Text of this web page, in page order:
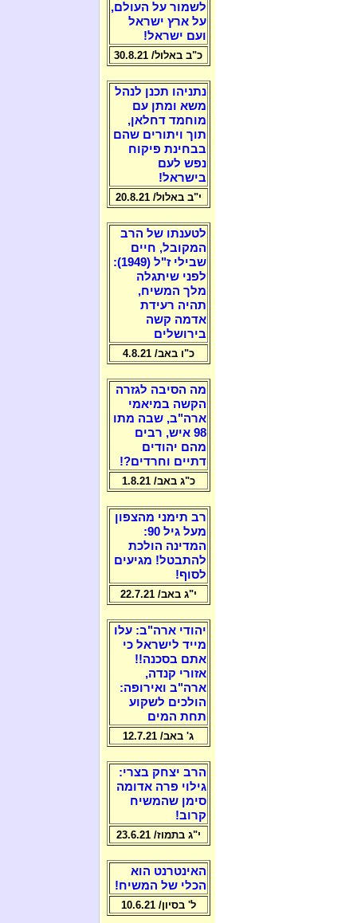
לשמור על העולם,
על ארץ ישראל
ועם ישראל!
כ"ב באלול/ 30.8.21
נתניהו תכנן לנהל
משא ומתן עם
מוחמד דחלאן,
תוך ויתורים שהם
בבחינת פיקוח
נפש לעם
בישראל!
י"ב באלול/ 20.8.21
לטענתו של הרב
המקובל, חיים
שבילי ז"ל (1949):
לפני שיתגלה
מלך המשיח,
תהיה רעידת
אדמה קשה
בירושלים
כ"ו באב/ 4.8.21
מה הסיבה לגזרה
הקשה במיאמי
ארה"ב, שבה מתו
98 איש, רבים
מהם יהודים
דתיים וחרדים?!
כ"ג באב/ 1.8.21
רב תימני מהצפון
מעל גיל 90:
המדינה הולכת
להתבטל! מגיעים
לסוף!
י"ג באב/ 22.7.21
יהודי ארה"ב: עלו
מייד לישראל כי
אתם בסכנה!!
אזורי קנדה,
ארה"ב ואירופה:
הולכים לשקוע
תחת המים
ג' באב/ 12.7.21
הרב יצחק בצרי:
גילוי פרה אדומה
סימן שהמשיח
קרוב!
י"ג בתמוז/ 23.6.21
האינטרנט הוא
הכלי של המשיח!
ל' בסיון/ 10.6.21